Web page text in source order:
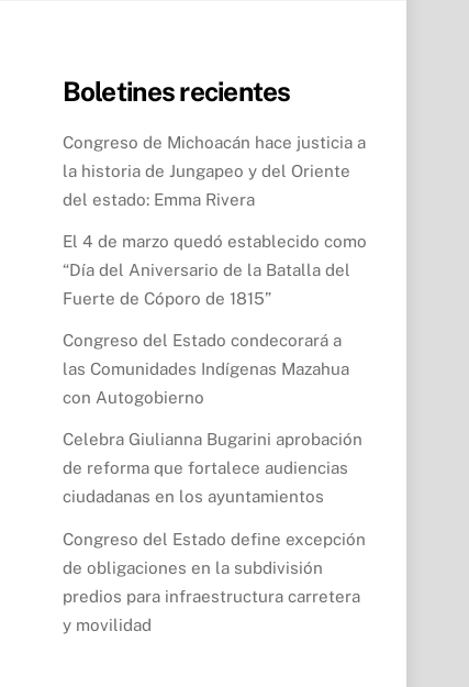
Boletines recientes
Congreso de Michoacán hace justicia a
la historia de Jungapeo y del Oriente
del estado: Emma Rivera
El 4 de marzo quedó establecido como
“Día del Aniversario de la Batalla del
Fuerte de Cóporo de 1815”
Congreso del Estado condecorará a
las Comunidades Indígenas Mazahua
con Autogobierno
Celebra Giulianna Bugarini aprobación
de reforma que fortalece audiencias
ciudadanas en los ayuntamientos
Congreso del Estado define excepción
de obligaciones en la subdivisión
predios para infraestructura carretera
y movilidad